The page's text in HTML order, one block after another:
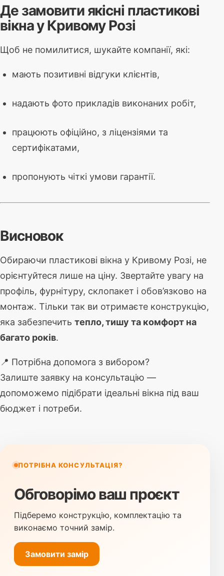
Де замовити якісні пластикові
вікна у Кривому Розі
Щоб не помилитися, шукайте компанії, які:
мають позитивні відгуки клієнтів,
надають фото прикладів виконаних робіт,
працюють офіційно, з ліцензіями та
сертифікатами,
пропонують чіткі умови гарантії.
Висновок
Обираючи пластикові вікна у Кривому Розі, не
орієнтуйтеся лише на ціну. Звертайте увагу на
профіль, фурнітуру, склопакет і обов’язково на
монтаж. Тільки так ви отримаєте конструкцію,
яка забезпечить тепло, тишу та комфорт на
багато років.
📍 Потрібна допомога з вибором?
Залиште заявку на консультацію —
допоможемо підібрати ідеальні вікна під ваш
бюджет і потреби.
ПОТРІБНА КОНСУЛЬТАЦІЯ?
Обговорімо ваш проєкт
Підберемо конструкцію, комплектацію та
виконаємо точний замір.
Замовити замір